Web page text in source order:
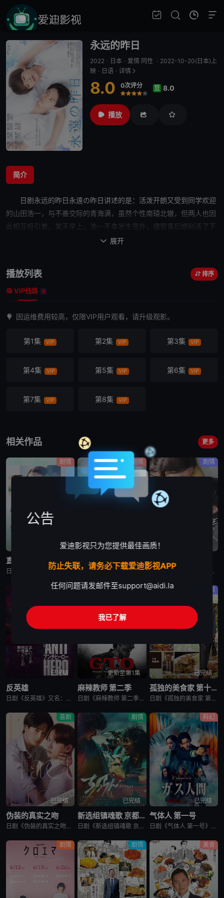
永远的昨日
2022 · 日本 · 爱情 同性 · 2022-10-20(日本)上
映 · 日语 · 详情
8.0 0次评分
很差
较差
还行推荐力荐
豆 8.0
播放
简介
日剧永远的昨日永遠の昨日讲述的是：活泼开朗又受到同学欢迎
的山田浩一，与不善交际的青海满，虽然个性南辕北辙，但两人也因
此相互吸引着。某天早上，浩一不幸发生意外，儘管事后顺利活了下
来，班上同学却渐渐开始忘记他的存在……
 展开
播放列表 排序
VIP线路 8
因运维费用较高，仅限VIP用户观看，请升级观影。
第1集 VIP 第2集 VIP 第3集 VIP
第4集 VIP 第5集 VIP 第6集 VIP
第7集 VIP 第8集 VIP
相关作品 更多
剧情
更新至第4集
直到T恤干透
日剧《直到T恤干透》又名：直到T恤干了为止(台),T恤晾干为止,T恤渐干,Until the T-Shirt Dries,Ｔシャツが乾くまで，讲述了：40岁的杂志编辑咲子（苍井优 饰）原本深信自己拥有
剧情
更新至第5集
一次元的扦插
日剧《一次元的扦插》又名：一次元的紫阳花,Labyrinth of Hortensia and the Minotaur,一次元の挿し木，讲述了：遗传学研究室的博士生七濑悠（山田凉介 饰）一直无法走出
剧情
杀手妈咪
日剧《杀手妈咪》又名：主妇杀手,有夫之妇杀手,Married Woman Killer,A Bona Fide Killer,유부녀 킬러，讲述了：改编自同名漫画。35岁的俞宝娜过着相夫教子的普通生活
悬疑
已完结
反英雄
日剧《反英雄》又名：ANTI HERO,アンチヒーロー，讲述了：本剧超越了“律政电视剧”的框架，通过长谷川博己饰演的反英雄，向观众传达“正义到底是什么?”“被认为是世上的恶，真的是坏事吗?”，以快速的
剧情
更新至第1集
麻辣教师 第二季
日剧《麻辣教师 第二季》又名：GTO 2,GTO 続編，讲述了：故事背景设定在由大型企业出资设立的私立诚进学园。在这个推崇数字化管理、师生评价透明化的“令和教育现场”，52岁的鬼塚英吉将出任班主任。面
剧情
已完结
孤独的美食家 第十一季
日剧《孤独的美食家 第十一季》又名：孤独のグルメ Season11，讲述了：《孤独的美食家》 第11季宣布回归，定档4月3日开播。这也是继2022年10月第10季播出以来，该系列时隔三年半再次推出新一
喜剧
已完结
伪装的真实之吻
日剧《伪装的真实之吻》又名：Fake Fact Lips,フェイクファクトリップス，讲述了：四谷良与志藤全自高中时代起便是竞争对手，如今又成为营业部同期。同样优秀的两人，从成绩、运动到情人节巧克力数量
剧情
已完结
新选组镇魂歌 京都决战篇
日剧《新选组镇魂歌 京都决战篇》又名：ちるらん 新撰組鎮魂歌 配信ドラマ,ちるらん 新撰組鎮魂歌 京都決戦篇，讲述了：幕末的江户，终日打架斗殴、被称作“刺头”的土方岁三，与近藤勇、山南敬助、冲田总司等
科幻
已完结
气体人 第一号
日剧《气体人 第一号》又名：气体人第一号,气体人 第1号,气体人,Human Vapor,ガス人間，讲述了：冈本贤治（小栗旬 饰）是一位停职中的刑警，受命追查造成一连串离奇命案的罪魁祸首。一切始于一位
剧情 剧情 美食
公告
爱迪影视只为您提供最佳画质！
防止失联，请务必下载爱迪影视APP
任何问题请发邮件至support@aidi.la
我已了解